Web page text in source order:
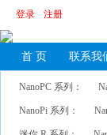
登录 注册
首 页 联系我
NanoPC 系列：
NanoPi 系列：